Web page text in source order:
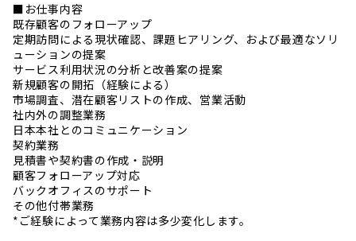
■お仕事内容
既存顧客のフォローアップ
定期訪問による現状確認、課題ヒアリング、および最適なソリ
ューションの提案
サービス利用状況の分析と改善案の提案
新規顧客の開拓（経験による）
市場調査、潜在顧客リストの作成、営業活動
社内外の調整業務
日本本社とのコミュニケーション
契約業務
見積書や契約書の作成・説明
顧客フォローアップ対応
バックオフィスのサポート
その他付帯業務
*ご経験によって業務内容は多少変化します。